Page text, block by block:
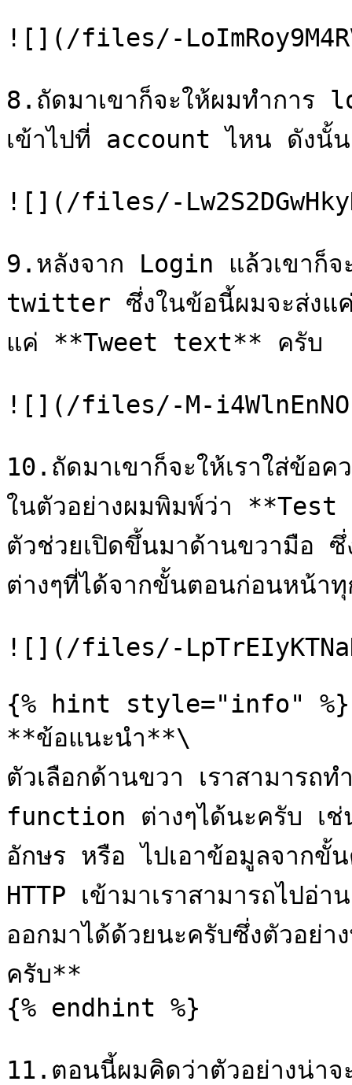
![](/files/-
8.ถัดมาเขาก็จะให้ผมทำกา
เข้าไปที่ account ไหน ดัง
![](/files/-
9.หลังจาก Login แล้วเขาก็จะ
twitter ซึ่งในข้อนี้ผมจะส่งแค่
แค่ **Tweet text** ครับ
![](/files/-M-
10.ถัดมาเขาก็จะให้เราใส่ข้
ในตัวอย่างผมพิมพ์ว่า **Test
ตัวช่วยเปิดขึ้นมาด้านขวามือ ซึ่
ต่างๆที่ได้จากขั้นตอนก่อนหน้า
![](/files/-
{% hint style="info" %}
**ข้อแนะนำ**\
ตัวเลือกด้านขวา เราสามารถ
function ต่างๆได้นะครับ เช่
อักษร หรือ ไปเอาข้อมูลจาก
HTTP เข้ามาเราสามารถไป
ออกมาได้ด้วยนะครับซึ่งตัวอย่
ครับ**
{% endhint %}
11.ตอนนี้ผมคิดว่าตัวอย่างน่า